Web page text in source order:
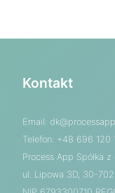
Kontakt
Email:
Telefon: +48 696 120
Process App Spółka z
ul. Lipowa 3D, 30-